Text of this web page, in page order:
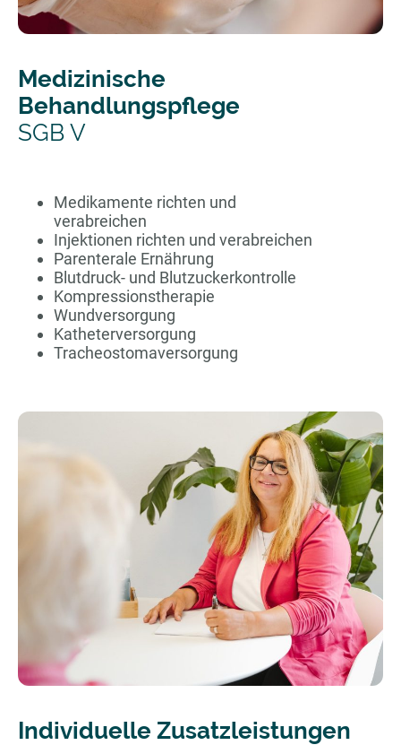
Medizinische
Behandlungspflege
SGB V
Medikamente richten und
verabreichen
Injektionen richten und verabreichen
Parenterale Ernährung
Blutdruck- und Blutzuckerkontrolle
Kompressionstherapie
Wundversorgung
Katheterversorgung
Tracheostomaversorgung
Individuelle Zusatzleistungen